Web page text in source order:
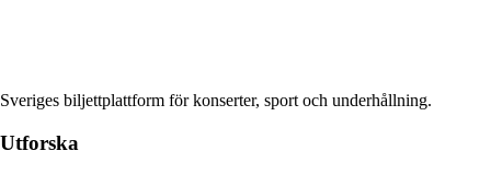
Sveriges biljettplattform för konserter, sport och underhållning.
Utforska